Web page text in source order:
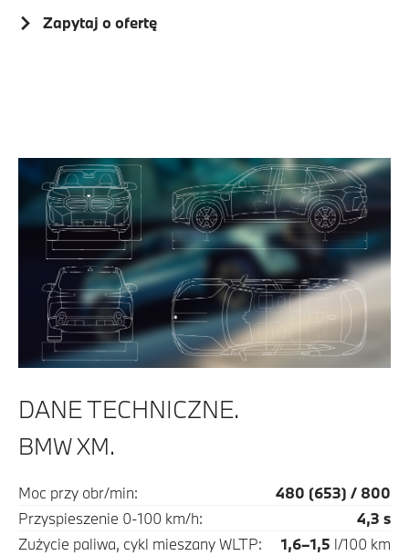
Zapytaj o ofertę
DANE TECHNICZNE.
BMW XM.
Moc przy obr/min:
480 (653) / 800
Przyspieszenie 0-100 km/h:
4,3 s
Zużycie paliwa, cykl mieszany WLTP:
1,6–1,5 l/100 km